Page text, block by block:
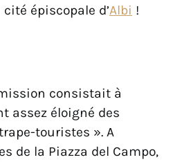
épiscopale d’Albi !
consistait à
assez éloigné des
touristes ». A
de la Piazza del Campo,